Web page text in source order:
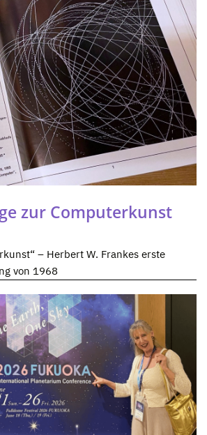
zur Computerkunst
– Herbert W. Frankes erste
von 1968